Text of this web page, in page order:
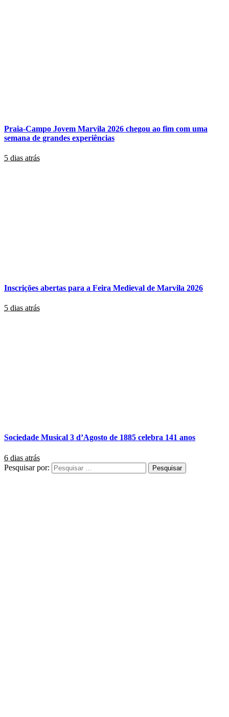
Praia-Campo Jovem Marvila 2026 chegou ao fim com uma
semana de grandes experiências
5 dias atrás
Inscrições abertas para a Feira Medieval de Marvila 2026
5 dias atrás
Sociedade Musical 3 d’Agosto de 1885 celebra 141 anos
6 dias atrás
Pesquisar por: